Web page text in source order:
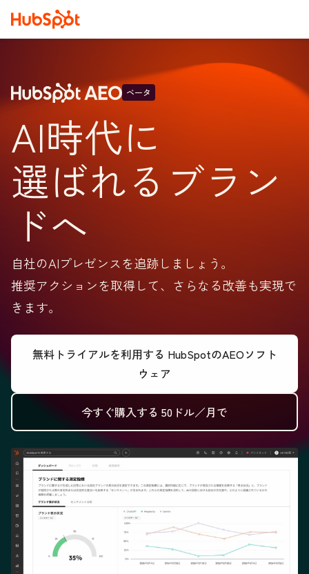
ベータ
AI時代に
選ばれるブラン
ドへ
自社のAIプレゼンスを追跡しましょう。
推奨アクションを取得して、さらなる改善も実現で
きます。
無料トライアルを利用する HubSpotのAEOソフト
ウェア
今すぐ購入する 50ドル／月で